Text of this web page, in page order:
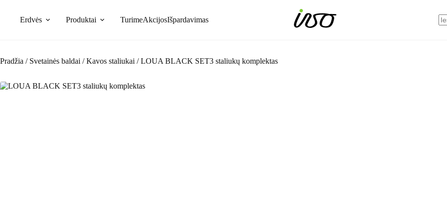
contentErdvės Produktai TurimeAkcijosIšpardavimas
Pradžia / Svetainės baldai / Kavos staliukai / LOUA BLACK SET3 staliukų komplektas